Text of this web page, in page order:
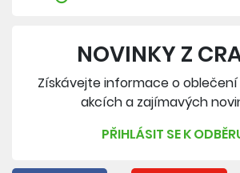
NOVINKY Z
Získávejte informace o
akcích a zajímavých
PŘIHLÁSIT SE K